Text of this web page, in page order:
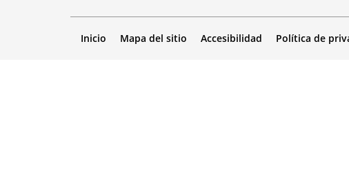
Inicio Mapa del sitio Accesibilidad Política de